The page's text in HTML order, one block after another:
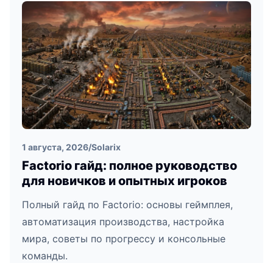
1 августа, 2026/Solarix
Factorio гайд: полное руководство
для новичков и опытных игроков
Полный гайд по Factorio: основы геймплея,
автоматизация производства, настройка
мира, советы по прогрессу и консольные
команды.